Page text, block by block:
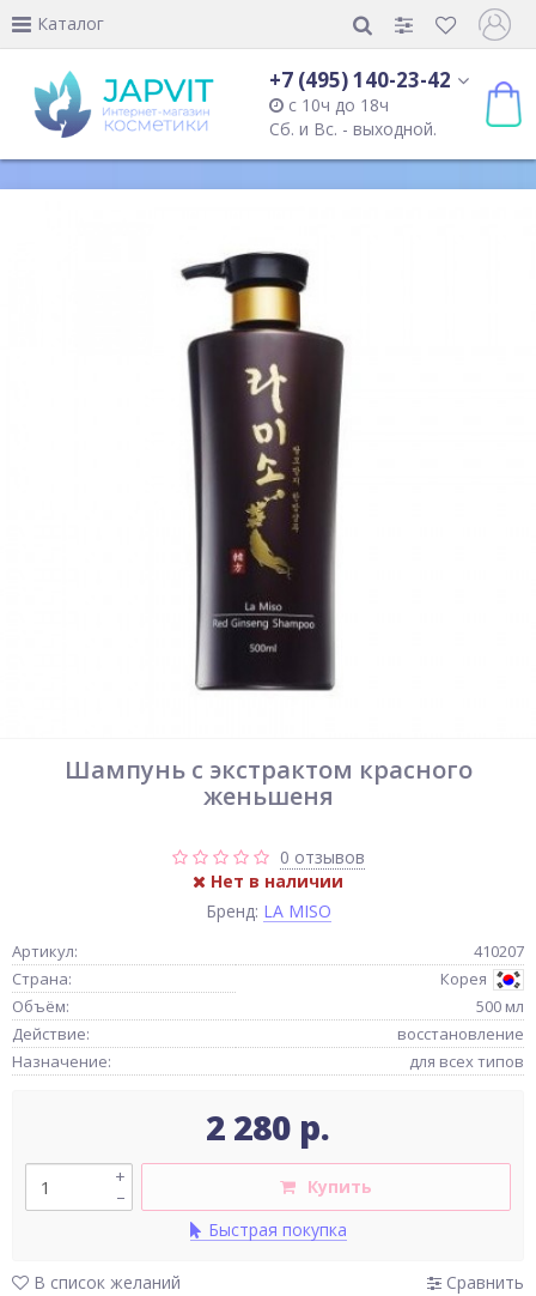
Каталог
+7 (495) 140-23-42
с 10ч до 18ч
Сб. и Вс. - выходной.
Шампунь с экстрактом красного
женьшеня
0 отзывов
Нет в наличии
Бренд: LA MISO
Артикул:
410207
Страна:
Корея
Объём:
500 мл
Действие:
восстановление
Назначение:
для всех типов
2 280 р.
–
+
Купить
Быстрая покупка
В список желаний Сравнить